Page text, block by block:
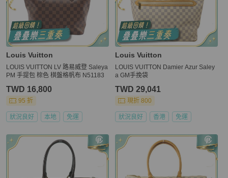
Louis Vuitton
LOUIS VUITTON LV 路易威登 Saleya
PM 手提包 棕色 棋盤格帆布 N51183
TWD 16,800
95 折
狀況良好 本地 免運
Louis Vuitton
LOUIS VUITTON Damier Azur Saley
a GM手挽袋
TWD 29,041
現折 800
狀況良好 香港 免運